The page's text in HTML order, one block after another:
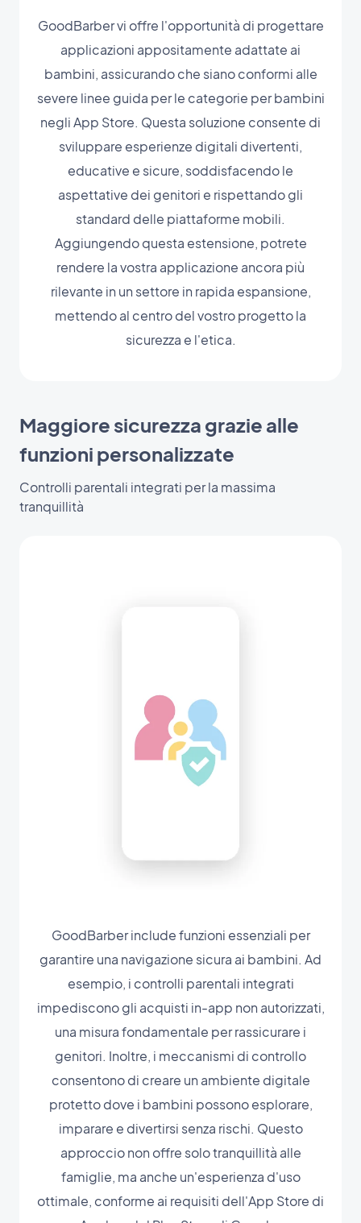
GoodBarber vi offre l'opportunità di progettare
applicazioni appositamente adattate ai
bambini, assicurando che siano conformi alle
severe linee guida per le categorie per bambini
negli App Store. Questa soluzione consente di
sviluppare esperienze digitali divertenti,
educative e sicure, soddisfacendo le
aspettative dei genitori e rispettando gli
standard delle piattaforme mobili.
Aggiungendo questa estensione, potrete
rendere la vostra applicazione ancora più
rilevante in un settore in rapida espansione,
mettendo al centro del vostro progetto la
sicurezza e l'etica.
Maggiore sicurezza grazie alle
funzioni personalizzate
Controlli parentali integrati per la massima
tranquillità
GoodBarber include funzioni essenziali per
garantire una navigazione sicura ai bambini. Ad
esempio, i controlli parentali integrati
impediscono gli acquisti in-app non autorizzati,
una misura fondamentale per rassicurare i
genitori. Inoltre, i meccanismi di controllo
consentono di creare un ambiente digitale
protetto dove i bambini possono esplorare,
imparare e divertirsi senza rischi. Questo
approccio non offre solo tranquillità alle
famiglie, ma anche un'esperienza d'uso
ottimale, conforme ai requisiti dell'App Store di